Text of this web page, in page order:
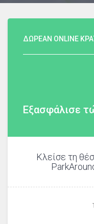
ΔΩΡΕΑΝ ONLINE
Εξασφάλισε
Κλείσε τη